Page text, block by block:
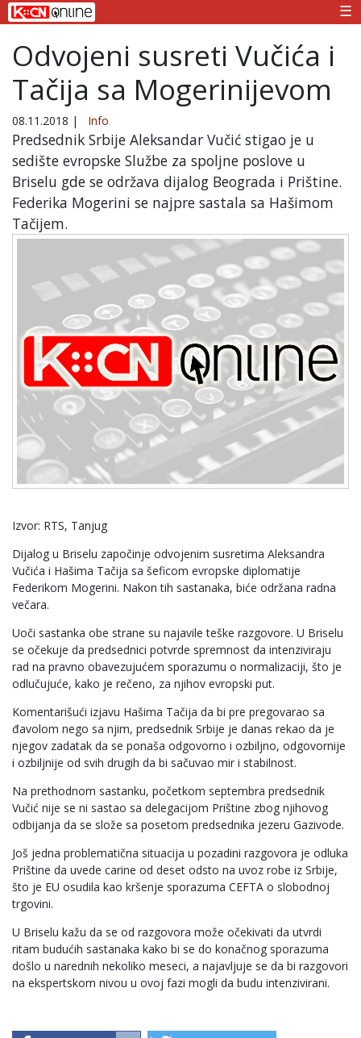
☰
Odvojeni susreti Vučića i
Tačija sa Mogerinijevom
08.11.2018 | Info
Predsednik Srbije Aleksandar Vučić stigao je u
sedište evropske Službe za spoljne poslove u
Briselu gde se održava dijalog Beograda i Prištine.
Federika Mogerini se najpre sastala sa Hašimom
Tačijem.
Izvor: RTS, Tanjug
Dijalog u Briselu započinje odvojenim susretima Aleksandra
Vučića i Hašima Tačija sa šeficom evropske diplomatije
Federikom Mogerini. Nakon tih sastanaka, biće održana radna
večara.
Uoči sastanka obe strane su najavile teške razgovore. U Briselu
se očekuje da predsednici potvrde spremnost da intenziviraju
rad na pravno obavezujućem sporazumu o normalizaciji, što je
odlučujuće, kako je rečeno, za njihov evropski put.
Komentarišući izjavu Hašima Tačija da bi pre pregovarao sa
đavolom nego sa njim, predsednik Srbije je danas rekao da je
njegov zadatak da se ponaša odgovorno i ozbiljno, odgovornije
i ozbiljnije od svih drugih da bi sačuvao mir i stabilnost.
Na prethodnom sastanku, početkom septembra predsednik
Vučić nije se ni sastao sa delegacijom Prištine zbog njihovog
odbijanja da se slože sa posetom predsednika jezeru Gazivode.
Još jedna problematična situacija u pozadini razgovora je odluka
Prištine da uvede carine od deset odsto na uvoz robe iz Srbije,
što je EU osudila kao kršenje sporazuma CEFTA o slobodnoj
trgovini.
U Briselu kažu da se od razgovora može očekivati da utvrdi
ritam budućih sastanaka kako bi se do konačnog sporazuma
došlo u narednih nekoliko meseci, a najavljuje se da bi razgovori
na ekspertskom nivou u ovoj fazi mogli da budu intenzivirani.